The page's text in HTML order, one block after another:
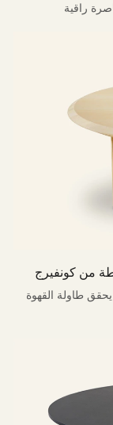
يحقق طاولة القهوة Converge التوازن بين الفلسفة الهندسية وإيقاع